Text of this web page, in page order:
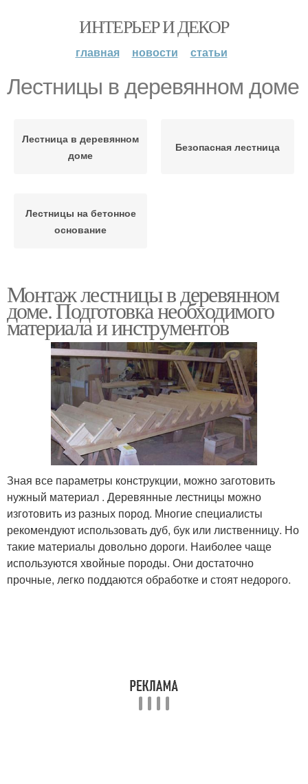
ИНТЕРЬЕР И ДЕКОР
главная новости статьи
Лестницы в деревянном доме
Лестница в деревянном
доме
Безопасная лестница
Лестницы на бетонное
основание
Монтаж лестницы в деревянном
доме. Подготовка необходимого
материала и инструментов
Зная все параметры конструкции, можно заготовить
нужный материал . Деревянные лестницы можно
изготовить из разных пород. Многие специалисты
рекомендуют использовать дуб, бук или лиственницу. Но
такие материалы довольно дороги. Наиболее чаще
используются хвойные породы. Они достаточно
прочные, легко поддаются обработке и стоят недорого.